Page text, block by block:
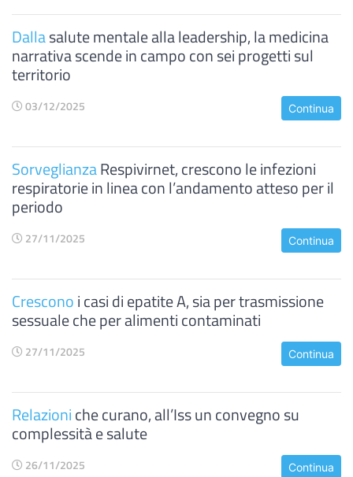
Dallasalute mentale alla leadership, la medicina
narrativa scende in campo con sei progetti sul
territorio
03/12/2025 Continua
SorveglianzaRespivirnet, crescono le infezioni
respiratorie in linea con l’andamento atteso per il
periodo
27/11/2025 Continua
Cresconoi casi di epatite A, sia per trasmissione
sessuale che per alimenti contaminati
27/11/2025 Continua
Relazioniche curano, all’Iss un convegno su
complessità e salute
26/11/2025 Continua